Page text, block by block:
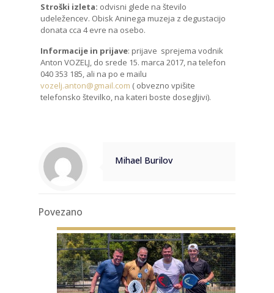
Stroški izleta: odvisni glede na število
udeležencev. Obisk Aninega muzeja z degustacijo
donata cca 4 evre na osebo.
Informacije in prijave: prijave sprejema vodnik
Anton VOZELJ, do srede 15. marca 2017, na telefon
040 353 185, ali na po e mailu
vozelj.anton@gmail.com ( obvezno vpišite
telefonsko številko, na kateri boste dosegljivi).
Mihael Burilov
Povezano